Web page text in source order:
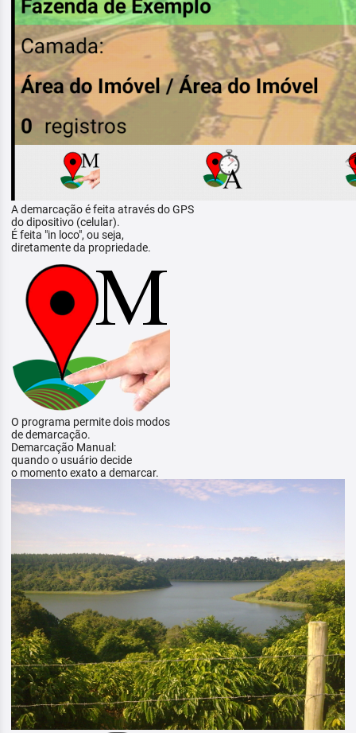
A demarcação é feita através do GPS
do dipositivo (celular).
É feita "in loco", ou seja,
diretamente da propriedade.
O programa permite dois modos
de demarcação.
Demarcação Manual:
quando o usuário decide
o momento exato a demarcar.